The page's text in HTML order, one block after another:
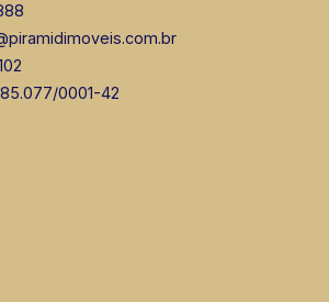
0001-42